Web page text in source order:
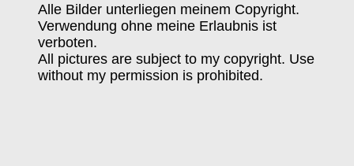
Alle Bilder unterliegen meinem Copyright.
Verwendung ohne meine Erlaubnis ist
verboten.
All pictures are subject to my copyright. Use
without my permission is prohibited.